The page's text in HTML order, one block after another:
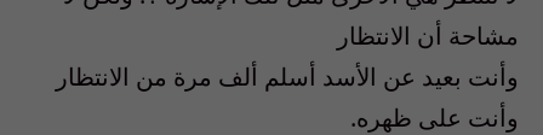
مشاحة أن الانتظار
وأنت بعيد عن الأسد أسلم ألف مرة من الانتظار
وأنت على ظهره.